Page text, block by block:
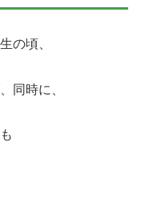
の頃、
同時に、
も